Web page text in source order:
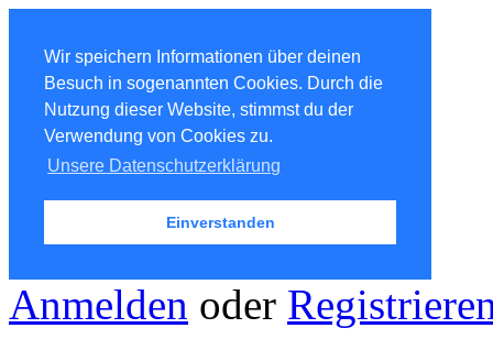
Wir speichern Informationen über deinen
Besuch in sogenannten Cookies. Durch die
Nutzung dieser Website, stimmst du der
Verwendung von Cookies zu.
Unsere Datenschutzerklärung
Einverstanden
Anmelden oder